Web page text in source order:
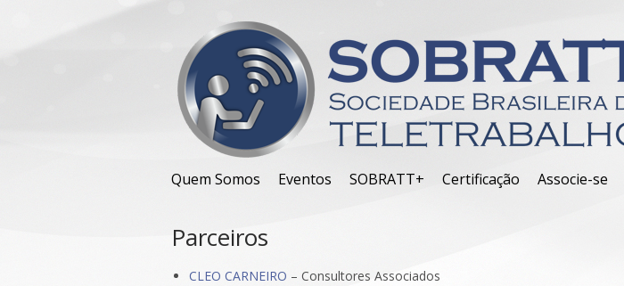
Quem Somos Eventos SOBRATT+ Certificação Associe-se
Parceiros
CLEO CARNEIRO – Consultores Associados